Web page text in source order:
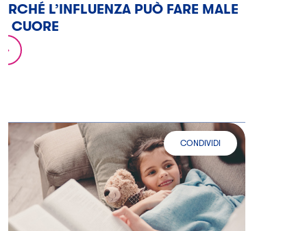
L’INFLUENZA PUÒ FARE MALE
CUORE
CONDIVIDI
COME DISTINGUO L'INFLUENZA